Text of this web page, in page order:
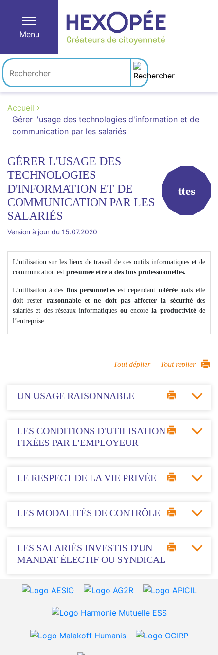
Menu
Accueil
Gérer l'usage des technologies d'information et de
communication par les salariés
GÉRER L'USAGE DES
TECHNOLOGIES
D'INFORMATION ET DE
COMMUNICATION PAR LES
SALARIÉS
ttes
Version à jour du 15.07.2020
L’utilisation sur les lieux de travail de ces outils informatiques et de
communication est présumée être à des fins professionnelles.
L’utilisation à des fins personnellesest cependant toléréemais elle
doit rester raisonnable et ne doit pas affecter la sécuritédes
salariés et des réseaux informatiques ouencorela productivitéde
l’entreprise.
Tout déplier Tout replier
UN USAGE RAISONNABLE
LES CONDITIONS D'UTILISATION
FIXÉES PAR L'EMPLOYEUR
LE RESPECT DE LA VIE PRIVÉE
LES MODALITÉS DE CONTRÔLE
LES SALARIÉS INVESTIS D'UN
MANDAT ÉLECTIF OU SYNDICAL